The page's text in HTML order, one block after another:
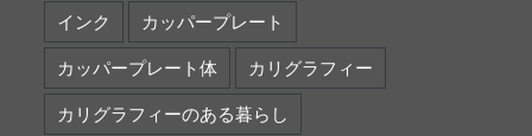
インク カッパープレート
カッパープレート体 カリグラフィー
カリグラフィーのある暮らし